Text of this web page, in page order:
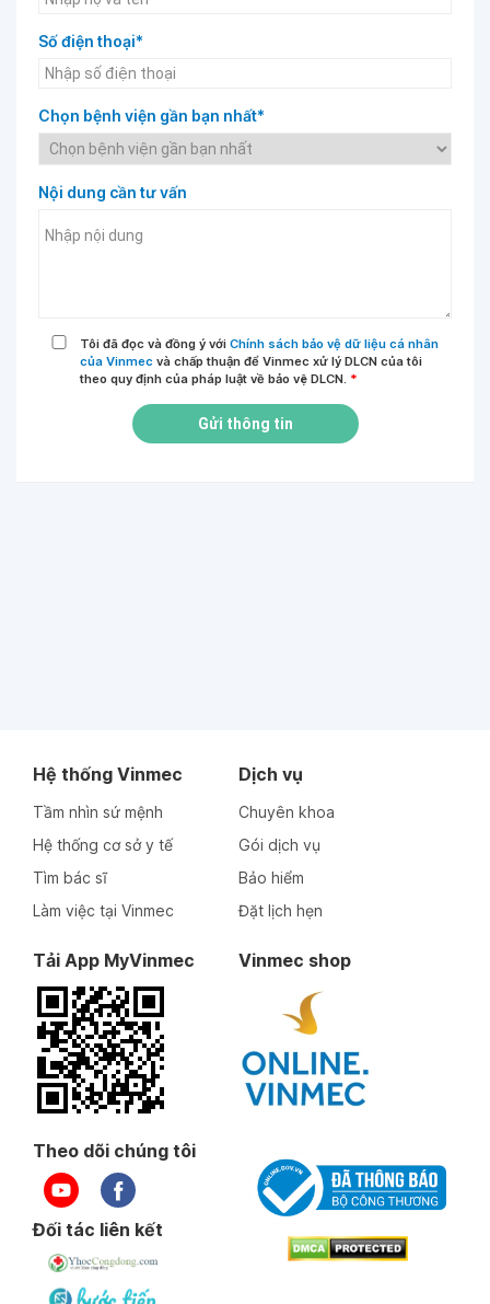
Số điện thoại*
Chọn bệnh viện gần bạn nhất*
Nội dung cần tư vấn
Tôi đã đọc và đồng ý với Chính sách bảo vệ dữ liệu cá nhân
của Vinmec và chấp thuận để Vinmec xử lý DLCN của tôi
theo quy định của pháp luật về bảo vệ DLCN. *
Gửi thông tin
Hệ thống Vinmec
Tầm nhìn sứ mệnh
Hệ thống cơ sở y tế
Tìm bác sĩ
Làm việc tại Vinmec
Dịch vụ
Chuyên khoa
Gói dịch vụ
Bảo hiểm
Đặt lịch hẹn
Tải App MyVinmec Vinmec shop
Theo dõi chúng tôi
Đối tác liên kết